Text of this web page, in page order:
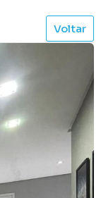
Voltar